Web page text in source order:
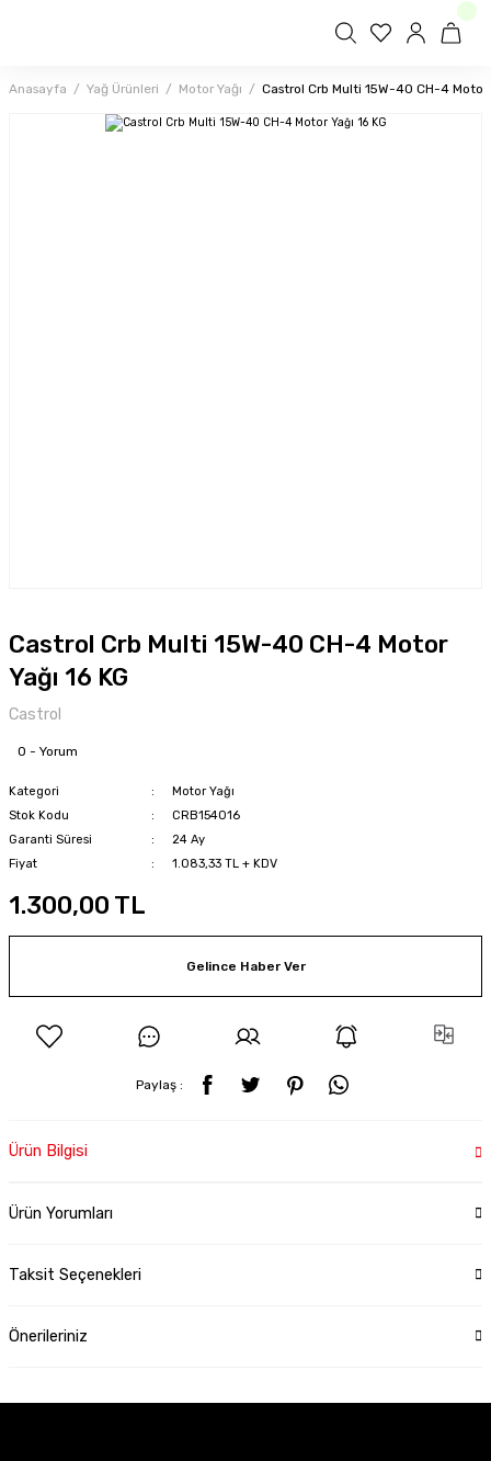
Anasayfa Yağ Ürünleri Motor Yağı Castrol Crb Multi 15W-40 CH-4 Motor
Castrol Crb Multi 15W-40 CH-4 Motor
Yağı 16 KG
Castrol
0 - Yorum
Kategori
Motor Yağı
Stok Kodu
CRB154016
Garanti Süresi
24 Ay
Fiyat
1.083,33 TL + KDV
1.300,00 TL
Gelince Haber Ver
Paylaş :
Ürün Bilgisi
Ürün Yorumları
Taksit Seçenekleri
Önerileriniz